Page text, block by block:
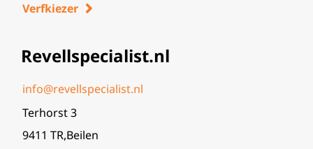
Verfkiezer
Revellspecialist.nl
info@revellspecialist.nl
Terhorst 3
9411 TR,Beilen